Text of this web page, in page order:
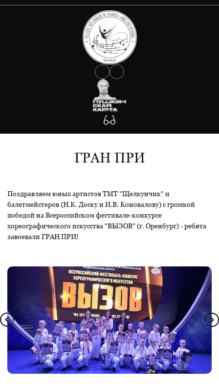
О ТЕАТРЕ
Документы
Сведения об учредителе
Государственное задание
Антикоррупция
Противодействие Covid-19
Антитеррористическая защищенность
Будьте внимательны!
Участникам СВО
АФИША
КОЛЛЕКТИВ
УЧАСТНИКАМ СВО
ФОТО
КОНТАКТЫ
ГРАН ПРИ
Поздравляем юных артистов ТМТ "Щелкунчик" и
балетмейстеров (Н.К. Доску и И.В. Коновалову) с громкой
победой на Всероссийском фестивале-конкурсе
хореографического искусства "ВЫЗОВ" (г. Оренбург) - ребята
завоевали ГРАН ПРИ!